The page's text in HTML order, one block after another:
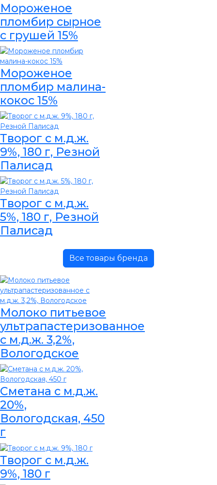
Мороженое
пломбир сырное
с грушей 15%
Мороженое
пломбир малина-
кокос 15%
Творог с м.д.ж.
9%, 180 г, Резной
Палисад
Творог с м.д.ж.
5%, 180 г, Резной
Палисад
Все товары бренда
Молоко питьевое
ультрапастеризованное
с м.д.ж. 3,2%,
Вологодское
Сметана с м.д.ж.
20%,
Вологодская, 450
г
Творог с м.д.ж.
9%, 180 г